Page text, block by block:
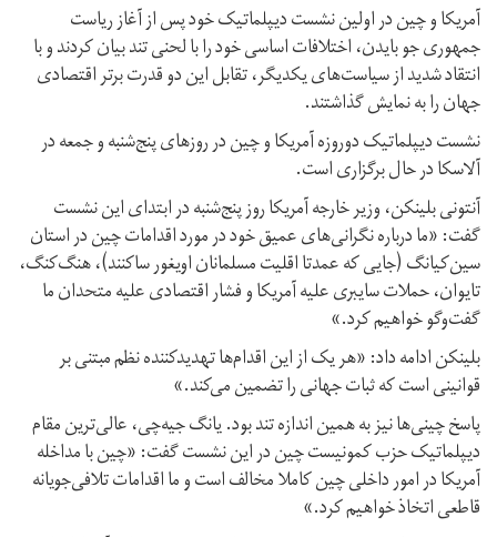
آمریکا و چین در اولین نشست دیپلماتیک خود پس از آغاز ریاست
جمهوری جو بایدن، اختلافات اساسی خود را با لحنی تند بیان کردند و با
انتقاد شدید از سیاست‌های یکدیگر، تقابل این دو قدرت برتر اقتصادی
جهان را به نمایش گذاشتند.
نشست دیپلماتیک دوروزه آمریکا و چین در روزهای پنج‌شنبه و جمعه در
آلاسکا در حال برگزاری است.
آنتونی بلینکن، وزیر خارجه آمریکا روز پنج‌شنبه در ابتدای این نشست
گفت: «ما درباره نگرانی‌های عمیق خود در مورد اقدامات چین در استان
سین‌کیانگ (جایی که عمدتا اقلیت مسلمانان اویغور ساکنند)، هنگ‌کنگ،
تایوان، حملات سایبری علیه آمریکا و فشار اقتصادی علیه متحدان ما
گفت‌وگو خواهیم کرد.»
بلینکن ادامه داد: «هر یک از این اقدام‌ها تهدیدکننده نظم مبتنی بر
قوانینی است که ثبات جهانی را تضمین می‌کند.»
پاسخ چینی‌ها نیز به همین اندازه تند بود. یانگ جیه‌چی، عالی‌ترین مقام
دیپلماتیک حزب کمونیست چین در این نشست گفت: «چین با مداخله
آمریکا در امور داخلی چین کاملا مخالف است و ما اقدامات تلافی‌جویانه
قاطعی اتخاذ خواهیم کرد.»